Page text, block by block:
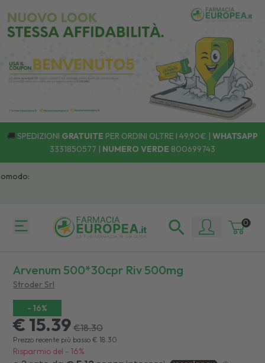
🚚 SPEDIZIONI GRATUITE PER ORDINI OLTRE I 49,90€ | WHATSAPP
3331850577 | NUMERO VERDE 800699743
0
Arvenum 500*30cpr Riv 500mg
Stroder Srl
- 16%
€ 15.39 €18.30
Prezzo recente più basso € 18.30
Risparmio del - 16%